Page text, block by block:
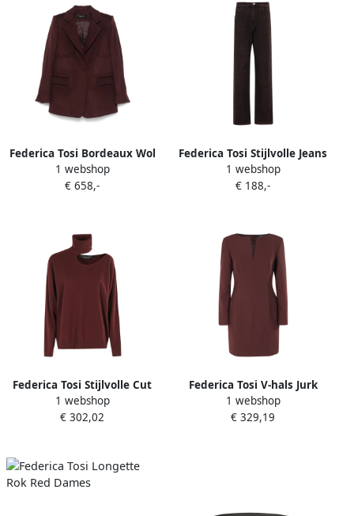
Federica Tosi Bordeaux Wol
Kasjmier Blazer Red Dames
1 webshop
€ 658,-
Federica Tosi Stijlvolle Jeans
met 5 Zakken Red Dames
1 webshop
€ 188,-
Federica Tosi Stijlvolle Cut
Out Top Red Dames
1 webshop
€ 302,02
Federica Tosi V-hals Jurk
Red Dames
1 webshop
€ 329,19